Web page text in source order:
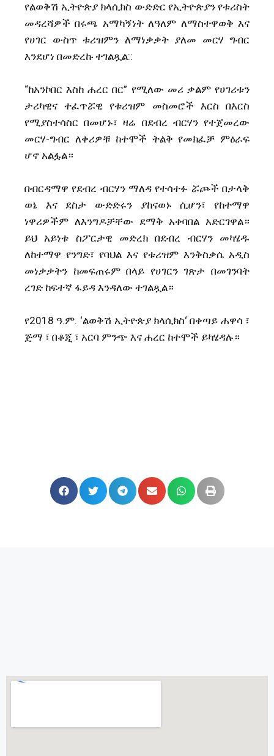
​የልወቅሽ ኢትዮጵያ ክላሲክስ ውድድር የኢትዮጵያን የቱሪስት
መዳረሻዎች በሩጫ አማካኝነት ለዓለም ለማስተዋወቅ እና
የሀገር ውስጥ ቱሪዝምን ለማነቃቃት ያለመ መርሃ ግብር
እንደሆነ በመድረኩ ተገልጿል::
“ከአንኮበር እስከ ሐረር በር” የሚለው መሪ ቃልም የሀገሪቱን
ታሪካዊና ተፈጥሯዊ የቱሪዝም መስመሮች እርስ በእርስ
የሚያስተሳስር በመሆኑ፣ ዛሬ በደብረ ብርሃን የተጀመረው
መርሃ-ግብር ለቀሪዎቹ ከተሞች ትልቅ የመክፈቻ ምዕራፍ
ሆኖ አልፏል።
በብርዳማዋ የደብረ ብርሃን ማለዳ የተሳተፉ ሯጮች በታላቅ
ወኔ እና ደስታ ውድድሩን ያከናወኑ ሲሆን፣ የከተማዋ
ነዋሪዎችም ለእንግዶቻቸው ደማቅ አቀባበል አድርገዋል።
ይህ አይነቱ ስፖርታዊ መድረክ በደብረ ብርሃን መካሄዱ
ለከተማዋ የንግድ፣ የባህል እና የቱሪዝም እንቅስቃሴ አዲስ
መነቃቃትን ከመፍጠሩም በላይ የሀገርን ገጽታ በመገንባት
ረገድ ከፍተኛ ፋይዳ እንዳለው ተገልጿል።
የ2018 ዓ.ም. ‘ልወቅሽ ኢትዮጵያ ክላሲክስ‘ በቀጣይ ሐዋሳ ፣
ጅማ ፣ በቆጂ ፣ አርባ ምንጭ እና ሐረር ከተሞች ይካሄዳሉ።